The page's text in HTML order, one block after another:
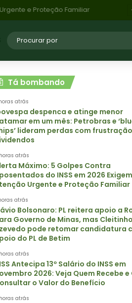
Tá bombando
atrás
despenca e atinge menor
em um mês: Petrobras e
lideram perdas com
atrás
Máximo: 5 Golpes Contra
do INSS em 2026 Exigem
Urgente e Proteção Familiar
atrás
Bolsonaro: PL reitera apoio a
Governo de Minas, mas Cleitinho
pode retomar candidatura
do PL de Betim
atrás
Antecipa 13º Salário do INSS em
2026: Veja Quem Recebe e
o Valor do Benefício
atrás